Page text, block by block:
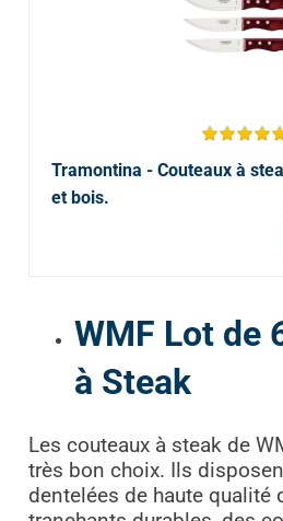
Tramontina - Couteaux à
et bois.
WMF Lot de
à Steak
Les couteaux à steak de
très bon choix. Ils
dentelées de haute qualité